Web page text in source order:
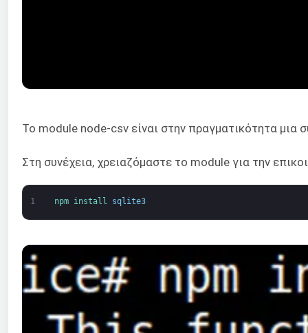
Το module node-csv είναι στην πραγματικότητα
Στη συνέχεια, χρειαζόμαστε το module για την
1 npm install sqlite3